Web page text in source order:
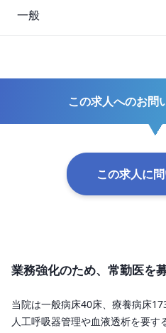
一般
この求人へのお問
この求人に
業務強化のため、常勤医を
当院は一般病床40床、療養病床
人工呼吸器管理や血液透析を要